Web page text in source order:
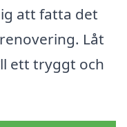
att fatta det
Låt
ett tryggt och